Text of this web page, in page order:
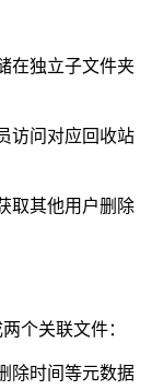
在独立子文件夹
访问对应回收站
取其他用户删除
个关联文件：
除时间等元数据